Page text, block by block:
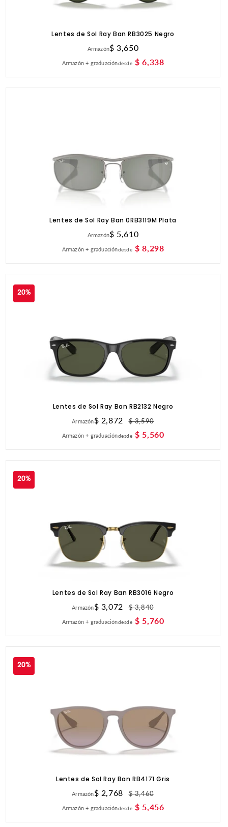
Lentes de Sol Ray Ban RB3025 Negro
ArmazónPrecio
habitual
$ 3,650
Armazón + graduacióndesde $ 6,338
Lentes de Sol Ray Ban 0RB3119M Plata
ArmazónPrecio
habitual
$ 5,610
Armazón + graduacióndesde $ 8,298
20%
Lentes de Sol Ray Ban RB2132 Negro
ArmazónPrecio
de
$ 2,872
Precio
habitual
$ 3,590
Armazón + graduacióndesde $ 5,560
20%
Lentes de Sol Ray Ban RB3016 Negro
ArmazónPrecio
de
$ 3,072
Precio
habitual
$ 3,840
Armazón + graduacióndesde $ 5,760
20%
Lentes de Sol Ray Ban RB4171 Gris
ArmazónPrecio
de
$ 2,768
Precio
habitual
$ 3,460
Armazón + graduacióndesde $ 5,456